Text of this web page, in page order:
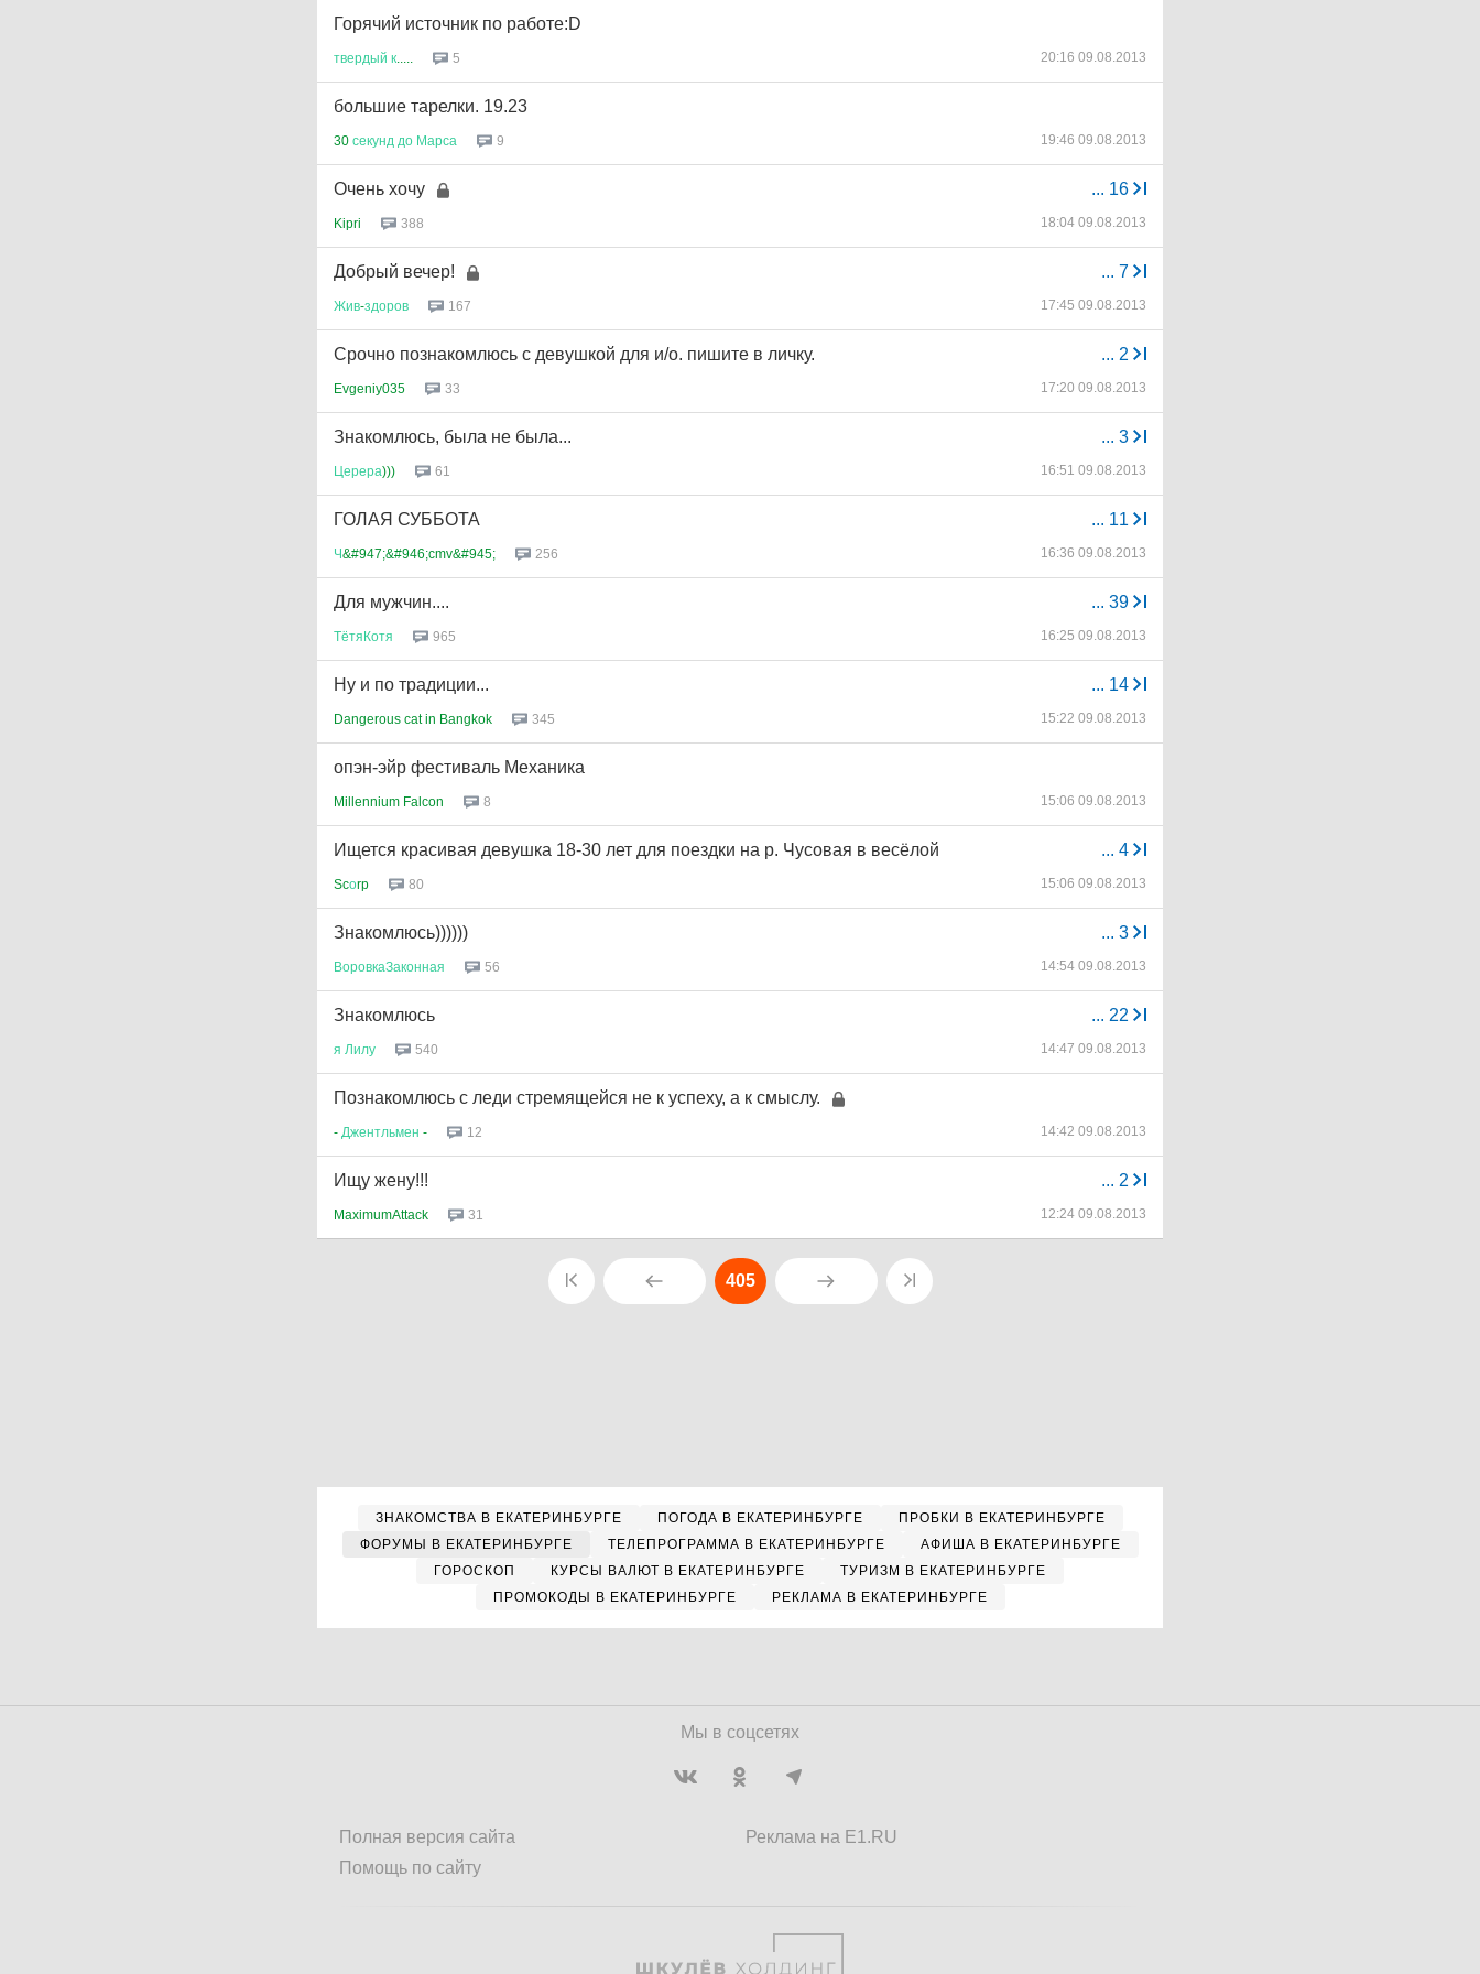
Горячий источник по работе:D
твердый к 5 20:16 09.08.2013
большие тарелки. 19.23
30 секунд до Марса 9 19:46 09.08.2013
... 16
Очень хочу
Kipri 388 18:04 09.08.2013
... 7
Добрый вечер!
Жив-здоров 167 17:45 09.08.2013
... 2
Срочно познакомлюсь с девушкой для и/о. пишите в личку.
Evgeniy035 33 17:20 09.08.2013
... 3
Знакомлюсь, была не была...
Церера))) 61 16:51 09.08.2013
... 11
ГОЛАЯ СУББОТА
Ч&#947;&#946;cmv&#945; 256 16:36 09.08.2013
... 39
Для мужчин....
ТётяКотя 965 16:25 09.08.2013
... 14
Ну и по традиции...
Dangerous cat in Bangkok 345 15:22 09.08.2013
опэн-эйр фестиваль Механика
Millennium Falcon 8 15:06 09.08.2013
... 4
Ищется красивая девушка 18-30 лет для поездки на р. Чусовая в весёлой
Scоrp 80 15:06 09.08.2013
... 3
Знакомлюсь))))))
ВоровкаЗаконная 56 14:54 09.08.2013
... 22
Знакомлюсь
я Лилу 540 14:47 09.08.2013
Познакомлюсь с леди стремящейся не к успеху, а к смыслу.
- Джентльмен - 12 14:42 09.08.2013
... 2
Ищу жену!!!
MaximumAttack 31 12:24 09.08.2013
405
ЗНАКОМСТВА В ЕКАТЕРИНБУРГЕ ПОГОДА В ЕКАТЕРИНБУРГЕ
ПРОБКИ В ЕКАТЕРИНБУРГЕ
ФОРУМЫ В ЕКАТЕРИНБУРГЕ
ТЕЛЕПРОГРАММА В ЕКАТЕРИНБУРГЕ
АФИША В ЕКАТЕРИНБУРГЕ
ГОРОСКОП
КУРСЫ ВАЛЮТ В ЕКАТЕРИНБУРГЕ
ТУРИЗМ В ЕКАТЕРИНБУРГЕ
ПРОМОКОДЫ В ЕКАТЕРИНБУРГЕ
РЕКЛАМА В ЕКАТЕРИНБУРГЕ
Мы в соцсетях
Полная версия сайта
Помощь по сайту
Реклама на E1.RU